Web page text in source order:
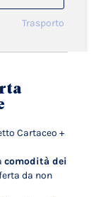
Trasporto
Cartaceo +
comodità dei
da non